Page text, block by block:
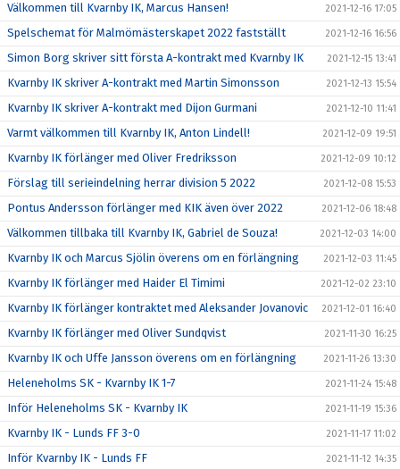
Välkommen till Kvarnby IK, Marcus Hansen! 2021-12-16 17:05
Spelschemat för Malmömästerskapet 2022 fastställt 2021-12-16 16:56
Simon Borg skriver sitt första A-kontrakt med Kvarnby IK 2021-12-15 13:41
Kvarnby IK skriver A-kontrakt med Martin Simonsson 2021-12-13 15:54
Kvarnby IK skriver A-kontrakt med Dijon Gurmani 2021-12-10 11:41
Varmt välkommen till Kvarnby IK, Anton Lindell! 2021-12-09 19:51
Kvarnby IK förlänger med Oliver Fredriksson 2021-12-09 10:12
Förslag till serieindelning herrar division 5 2022 2021-12-08 15:53
Pontus Andersson förlänger med KIK även över 2022 2021-12-06 18:48
Välkommen tillbaka till Kvarnby IK, Gabriel de Souza! 2021-12-03 14:00
Kvarnby IK och Marcus Sjölin överens om en förlängning 2021-12-03 11:45
Kvarnby IK förlänger med Haider El Timimi 2021-12-02 23:10
Kvarnby IK förlänger kontraktet med Aleksander Jovanovic 2021-12-01 16:40
Kvarnby IK förlänger med Oliver Sundqvist 2021-11-30 16:25
Kvarnby IK och Uffe Jansson överens om en förlängning 2021-11-26 13:30
Heleneholms SK - Kvarnby IK 1-7 2021-11-24 15:48
Inför Heleneholms SK - Kvarnby IK 2021-11-19 15:36
Kvarnby IK - Lunds FF 3-0 2021-11-17 11:02
Inför Kvarnby IK - Lunds FF 2021-11-12 14:35